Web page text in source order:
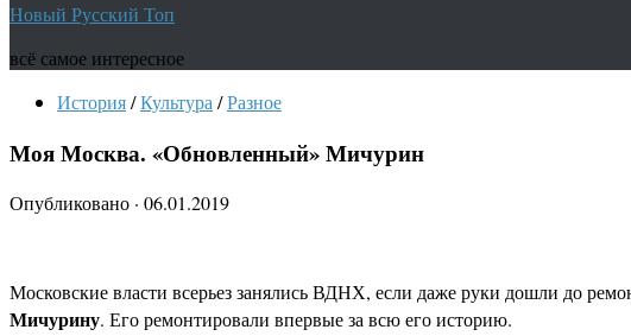
Новый Русский Топ
всё самое интересное
История/Культура /Разное
Моя Москва. «Обновленный» Мичурин
Опубликовано · 06.01.2019
Московские власти всерьез занялись ВДНХ, если даже руки дошли до
Мичурину. Его ремонтировали впервые за всю его историю.